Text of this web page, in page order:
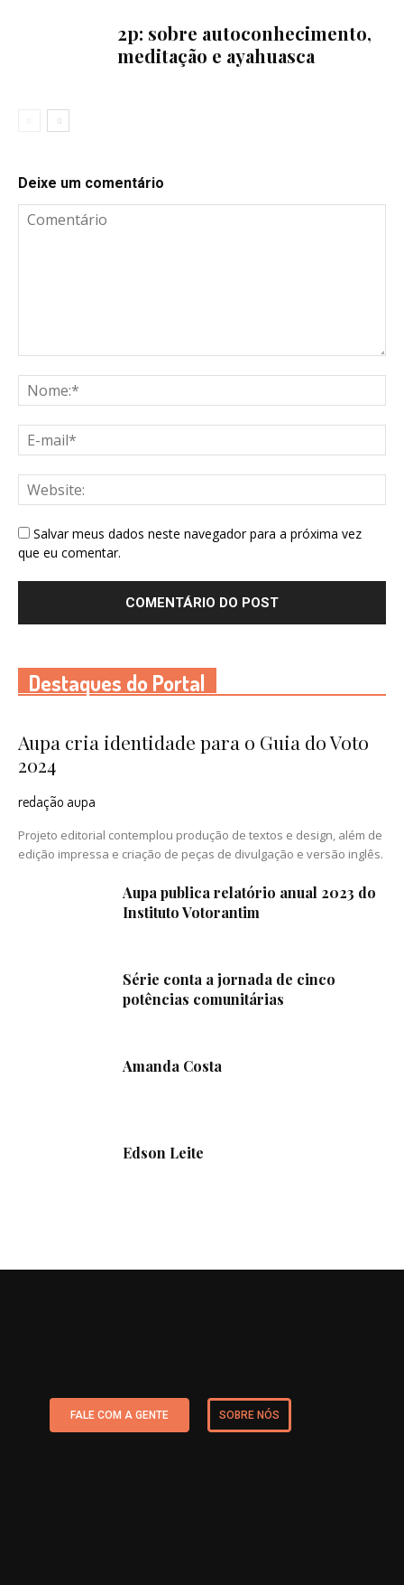
2p: sobre autoconhecimento,
meditação e ayahuasca
Deixe um comentário
Salvar meus dados neste navegador para a próxima vez
que eu comentar.
Destaques do Portal
Aupa cria identidade para o Guia do Voto
2024
redação aupa
Projeto editorial contemplou produção de textos e design, além de
edição impressa e criação de peças de divulgação e versão inglês.
Aupa publica relatório anual 2023 do
Instituto Votorantim
Série conta a jornada de cinco
potências comunitárias
Amanda Costa
Edson Leite
FALE COM A GENTE SOBRE NÓS